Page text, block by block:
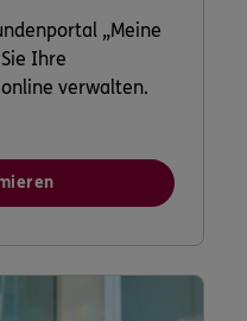
„Meine
Ihre
verwalten.